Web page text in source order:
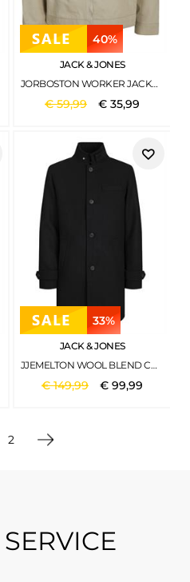
40%
JACK & JONES
JORBOSTON WORKER JACKET SN SILVER SAGE
€59,99 €35,99
33%
JACK & JONES
JJEMELTON WOOL BLEND COAT SN BLACK
€149,99 €99,99
2